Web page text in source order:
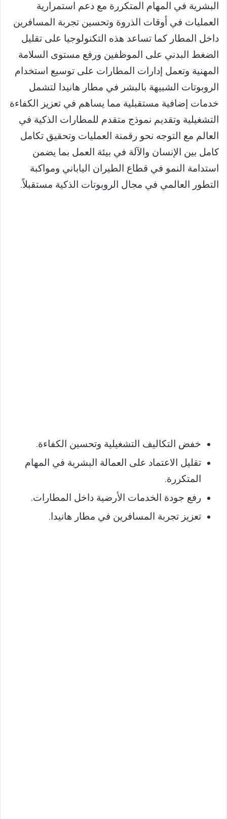
البشرية في المهام المتكررة مع دعم استمرارية
العمليات في أوقات الذروة وتحسين تجربة المسافرين
داخل المطار كما تساعد هذه التكنولوجيا على تقليل
الضغط البدني على الموظفين ورفع مستوى السلامة
المهنية وتعمل إدارات المطارات على توسيع استخدام
الروبوتات الشبيهة بالبشر في مطار هانيدا لتشمل
خدمات إضافية مستقبلية مما يساهم في تعزيز الكفاءة
التشغيلية وتقديم نموذج متقدم للمطارات الذكية في
العالم مع التوجه نحو رقمنة العمليات وتحقيق تكامل
كامل بين الإنسان والآلة في بيئة العمل بما يضمن
استدامة النمو في قطاع الطيران الياباني ومواكبة
التطور العالمي في مجال الروبوتات الذكية مستقبلاً.
خفض التكاليف التشغيلية وتحسين الكفاءة.
تقليل الاعتماد على العمالة البشرية في المهام
المتكررة.
رفع جودة الخدمات الأرضية داخل المطارات.
تعزيز تجربة المسافرين في مطار هانيدا.